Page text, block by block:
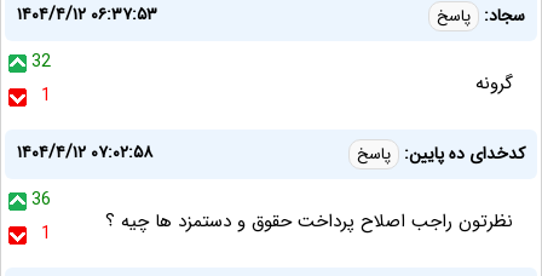
سجاد: پاسخ
۱۴۰۴/۴/۱۲ ۰۶:۳۷:۵۳
32
1
گرونه‌
کدخدای ده پایین: پاسخ
۱۴۰۴/۴/۱۲ ۰۷:۰۲:۵۸
36
1
نظرتون راجب اصلاح پرداخت حقوق و دستمزد ها چیه ؟